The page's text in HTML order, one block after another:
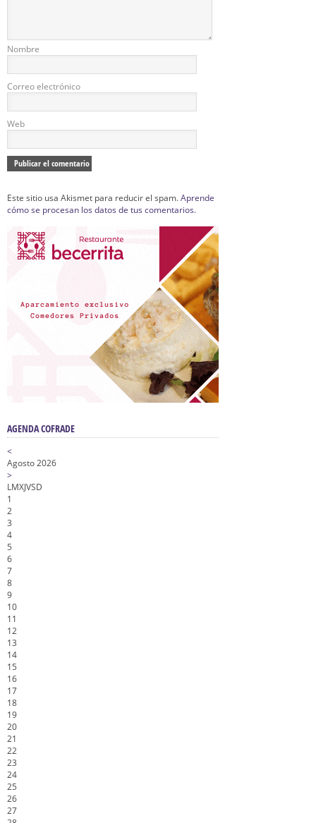
Nombre
Correo electrónico
Web
Este sitio usa Akismet para reducir el spam.Aprende
cómo se procesan los datos de tus comentarios.
AGENDA COFRADE
<
Agosto 2026
>
LMXJVSD
1
2
3
4
5
6
7
8
9
10
11
12
13
14
15
16
17
18
19
20
21
22
23
24
25
26
27